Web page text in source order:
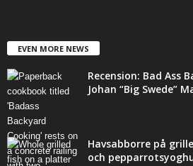
EVEN MORE NEWS
Recension: Bad Ass
Johan “Big Swede”
Havsabborre på
och